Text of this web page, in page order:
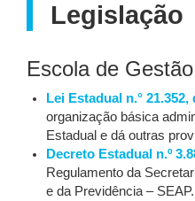
Legislação
Escola de
Lei Estadual n.° 21.352,
organização básica
Estadual e dá outras
Decreto Estadual n.º
Regulamento da
e da Previdência – SEAP.